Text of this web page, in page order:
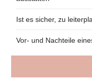
Ist es sicher, zu
Vor- und Nachteile